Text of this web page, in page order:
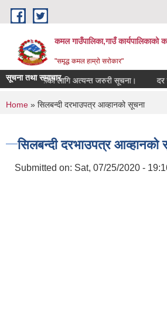
Skip to main content
कमल गाउँपालिका,गाउँ कार्यपालिकाको
"समृद्ध कमल हाम्रो सरोकार"
सूचना तथा समाचार
कृषकहरूका लागि अत्यन्त जरुरी सूचना। दर
You are here
Home » सिलबन्दी दरभाउपत्र आव्हानको सूचना
सिलबन्दी दरभाउपत्र आव्हानको
Submitted on: Sat, 07/25/2020 -